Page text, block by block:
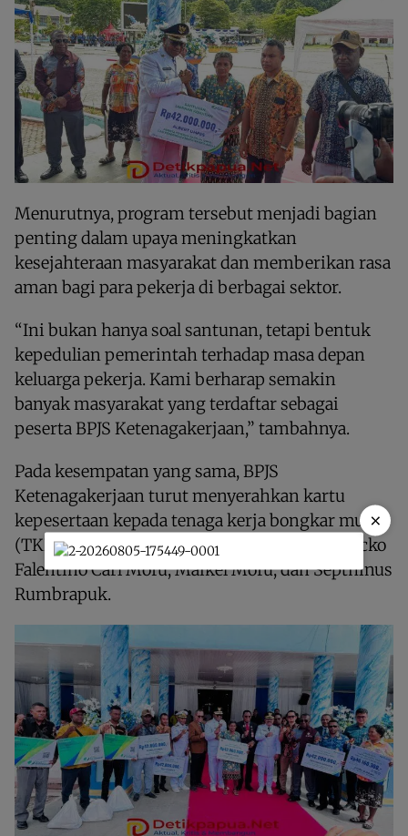
Menurutnya, program tersebut menjadi bagian
penting dalam upaya meningkatkan
kesejahteraan masyarakat dan memberikan rasa
aman bagi para pekerja di berbagai sektor.
“Ini bukan hanya soal santunan, tetapi bentuk
kepedulian pemerintah terhadap masa depan
keluarga pekerja. Kami berharap semakin
banyak masyarakat yang terdaftar sebagai
peserta BPJS Ketenagakerjaan,” tambahnya.
Pada kesempatan yang sama, BPJS
Ketenagakerjaan turut menyerahkan kartu
kepesertaan kepada tenaga kerja bongkar muat
(TKBM) Pelabuhan 300 Kota Waisai, yakni Ricko
Falentino Carl Mofu, Maikel Mofu, dan Septhinus
Rumbrapuk.
×